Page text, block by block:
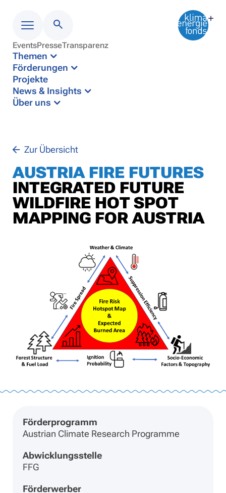
Menü
EventsPresseTransparenz
Themen
Förderungen
Projekte
News & Insights
Über uns
Zur Übersicht
AUSTRIA FIRE FUTURES
INTEGRATED FUTURE
WILDFIRE HOT SPOT
MAPPING FOR AUSTRIA
Förderprogramm
Austrian Climate Research Programme
Abwicklungsstelle
FFG
Förderwerber